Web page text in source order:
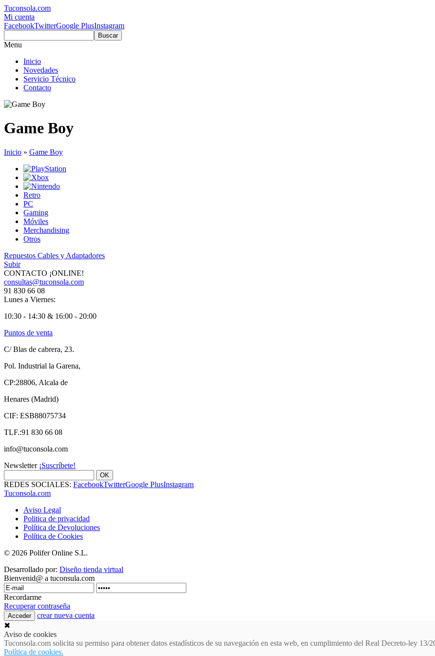
Tuconsola.com
Mi cuenta
FacebookTwitterGoogle PlusInstagram
Buscar
Menu
Inicio
Novedades
Servicio Técnico
Contacto
Game Boy
Inicio » Game Boy
Retro
PC
Gaming
Móviles
Merchandising
Otros
Repuestos Cables y Adaptadores
Subir
CONTACTO ¡ONLINE!
consultas@tuconsola.com
91 830 66 08
Lunes a Viernes:
10:30 - 14:30 & 16:00 - 20:00
Puntos de venta
C/ Blas de cabrera, 23.
Pol. Industrial la Garena,
CP:28806, Alcala de
Henares (Madrid)
CIF: ESB88075734
TLF.:91 830 66 08
info@tuconsola.com
Newsletter ¡Suscríbete!
OK
REDES SOCIALES: FacebookTwitterGoogle PlusInstagram
Tuconsola.com
Aviso Legal
Politica de privacidad
Política de Devoluciones
Política de Cookies
© 2026 Polifer Online S.L.
Desarrollado por: Diseño tienda virtual
Bienvenid@ a tuconsula.com
Recordarme
Recuperar contraseña
crear nueva cuenta
✖
Aviso de cookies
Tuconsola.com solicita su permiso para obtener datos estadísticos de su navegación en esta web, en cumplimiento del Real Decreto-ley 13/
Política de cookies.